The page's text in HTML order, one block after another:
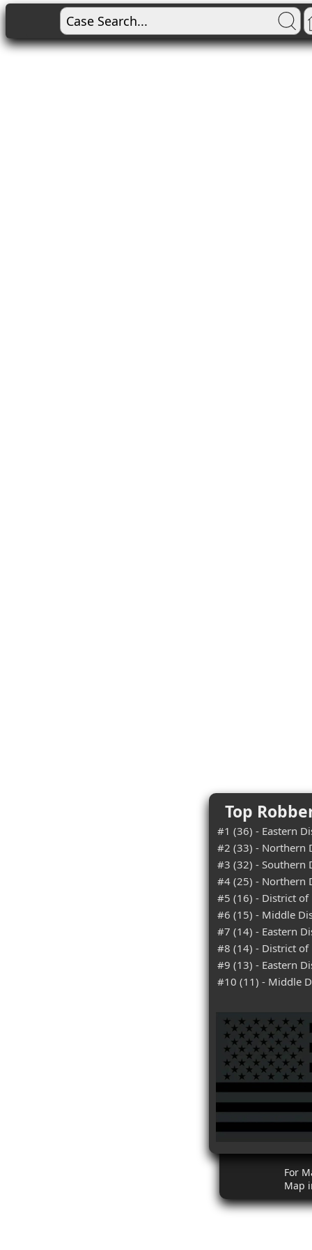
Top
#1 (36) - Eastern
#2 (33) - Northern
#3 (32) - Southern
#4 (25) - Northern
#5 (16) - District of
#6 (15) - Middle
#7 (14) - Eastern
#8 (14) - District of
#9 (13) - Eastern
#10 (11) - Middle
For
Map